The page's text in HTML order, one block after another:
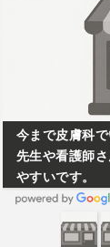
今まで皮膚科で
先生や看護師
やすいです。